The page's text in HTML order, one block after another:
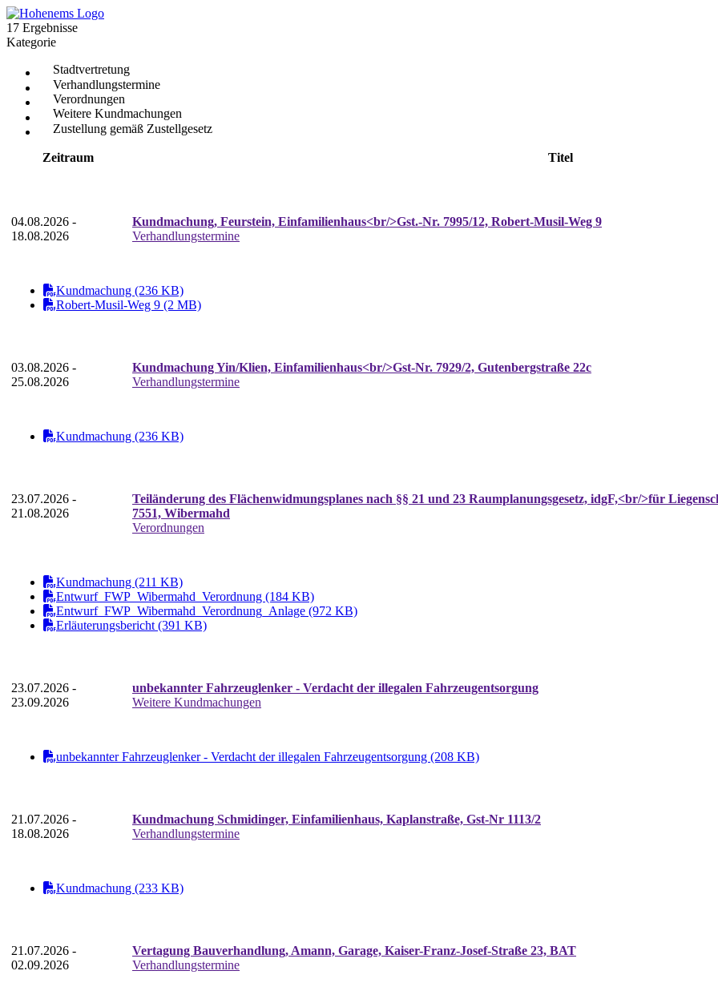
17 Ergebnisse
Kategorie
Stadtvertretung
Verhandlungstermine
Verordnungen
Weitere Kundmachungen
Zustellung gemäß Zustellgesetz
Zeitraum
Titel
04.08.2026 -
18.08.2026
Kundmachung, Feurstein, Einfamilienhaus<br/>Gst.-Nr. 7995/12, Robert-Musil-Weg 9
Verhandlungstermine
Kundmachung (236 KB)
Robert-Musil-Weg 9 (2 MB)
03.08.2026 -
25.08.2026
Kundmachung Yin/Klien, Einfamilienhaus<br/>Gst-Nr. 7929/2, Gutenbergstraße 22c
Verhandlungstermine
Kundmachung (236 KB)
23.07.2026 -
21.08.2026
Teiländerung des Flächenwidmungsplanes nach §§ 21 und 23 Raumplanungsgesetz, idgF,<br/>für
7551, Wibermahd
Verordnungen
Kundmachung (211 KB)
Entwurf_FWP_Wibermahd_Verordnung (184 KB)
Entwurf_FWP_Wibermahd_Verordnung_Anlage (972 KB)
Erläuterungsbericht (391 KB)
23.07.2026 -
23.09.2026
unbekannter Fahrzeuglenker - Verdacht der illegalen Fahrzeugentsorgung
Weitere Kundmachungen
unbekannter Fahrzeuglenker - Verdacht der illegalen Fahrzeugentsorgung (208 KB)
21.07.2026 -
18.08.2026
Kundmachung Schmidinger, Einfamilienhaus, Kaplanstraße, Gst-Nr 1113/2
Verhandlungstermine
Kundmachung (233 KB)
21.07.2026 -
02.09.2026
Vertagung Bauverhandlung, Amann, Garage, Kaiser-Franz-Josef-Straße 23, BAT
Verhandlungstermine